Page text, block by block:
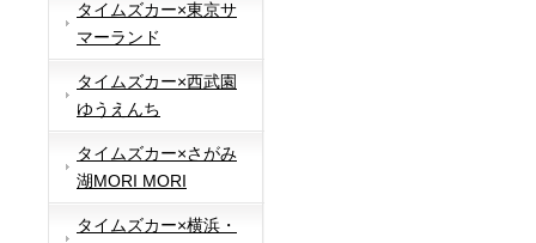
タイムズカー×東京サ
マーランド
タイムズカー×西武園
ゆうえんち
タイムズカー×さがみ
湖MORI MORI
タイムズカー×横浜・